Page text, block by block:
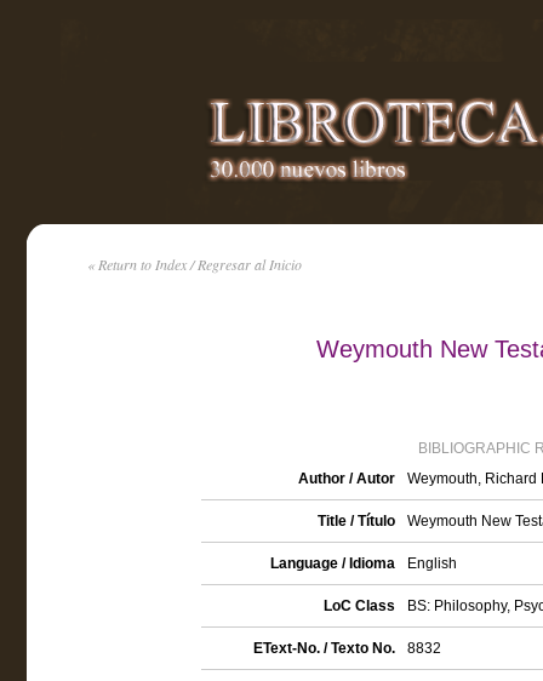
« Return to Index / Regresar al Inicio
Weymouth New
BIBLIOGRAPHIC
Author / Autor
Weymouth, Richard
Title / Título Weymouth New
Language / Idioma English
LoC Class BS: Philosophy,
EText-No. / Texto No. 8832